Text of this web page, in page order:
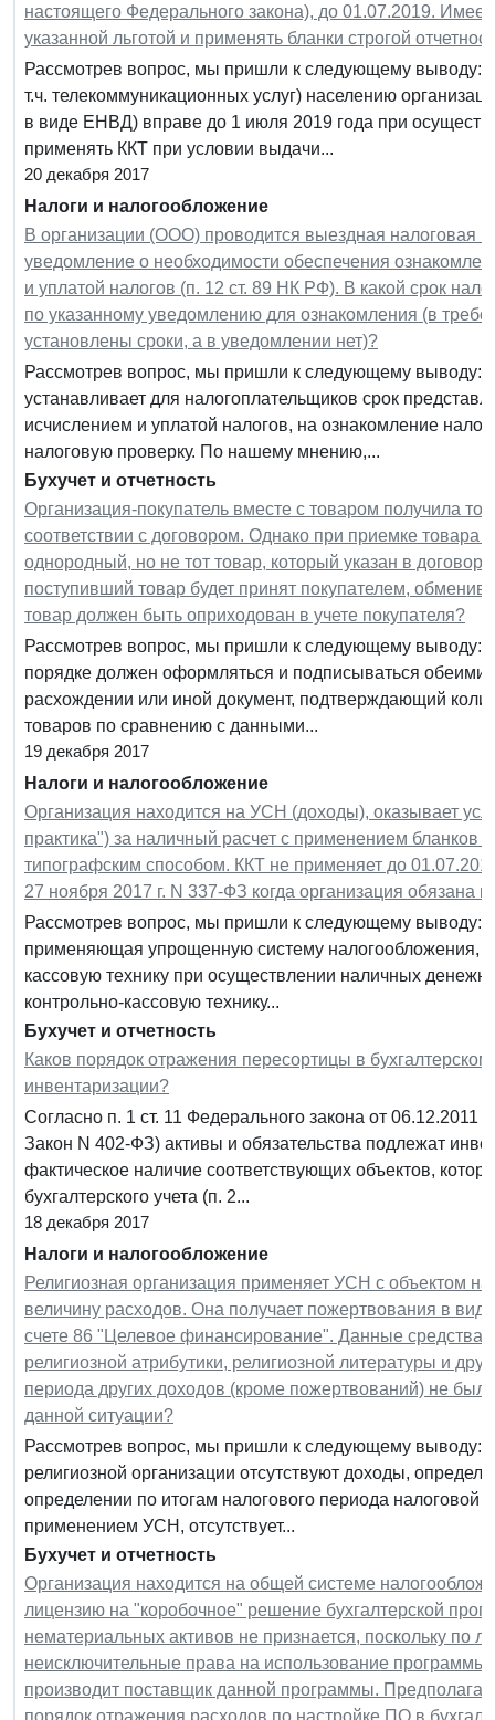
настоящего Федерального закона), до 01.07.2019.
указанной льготой и применять бланки строгой
Рассмотрев вопрос, мы пришли к следующему выводу:
т.ч. телекоммуникационных услуг) населению
в виде ЕНВД) вправе до 1 июля 2019 года при
применять ККТ при условии выдачи...
20 декабря 2017
Налоги и налогообложение
В организации (ООО) проводится выездная налоговая
уведомление о необходимости обеспечения
и уплатой налогов (п. 12 ст. 89 НК РФ). В какой срок
по указанному уведомлению для ознакомления (в
установлены сроки, а в уведомлении нет)?
Рассмотрев вопрос, мы пришли к следующему выводу:
устанавливает для налогоплательщиков срок
исчислением и уплатой налогов, на ознакомление
налоговую проверку. По нашему мнению,...
Бухучет и отчетность
Организация-покупатель вместе с товаром получила
соответствии с договором. Однако при приемке товара
однородный, но не тот товар, который указан в
поступивший товар будет принят покупателем,
товар должен быть оприходован в учете покупателя?
Рассмотрев вопрос, мы пришли к следующему выводу:
порядке должен оформляться и подписываться обеими
расхождении или иной документ, подтверждающий
товаров по сравнению с данными...
19 декабря 2017
Налоги и налогообложение
Организация находится на УСН (доходы), оказывает
практика") за наличный расчет с применением бланков
типографским способом. ККТ не применяет до
27 ноября 2017 г. N 337-ФЗ когда организация обязана
Рассмотрев вопрос, мы пришли к следующему выводу:
применяющая упрощенную систему налогообложения,
кассовую технику при осуществлении наличных
контрольно-кассовую технику...
Бухучет и отчетность
Каков порядок отражения пересортицы в
инвентаризации?
Согласно п. 1 ст. 11 Федерального закона от 06.12.2011
Закон N 402-ФЗ) активы и обязательства подлежат
фактическое наличие соответствующих объектов,
бухгалтерского учета (п. 2...
18 декабря 2017
Налоги и налогообложение
Религиозная организация применяет УСН с объектом
величину расходов. Она получает пожертвования в
счете 86 "Целевое финансирование". Данные средства
религиозной атрибутики, религиозной литературы и
периода других доходов (кроме пожертвований) не
данной ситуации?
Рассмотрев вопрос, мы пришли к следующему выводу:
религиозной организации отсутствуют доходы,
определении по итогам налогового периода налоговой
применением УСН, отсутствует...
Бухучет и отчетность
Организация находится на общей системе
лицензию на "коробочное" решение бухгалтерской
нематериальных активов не признается, поскольку по
неисключительные права на использование
производит поставщик данной программы.
порядок отражения расходов по настройке ПО в